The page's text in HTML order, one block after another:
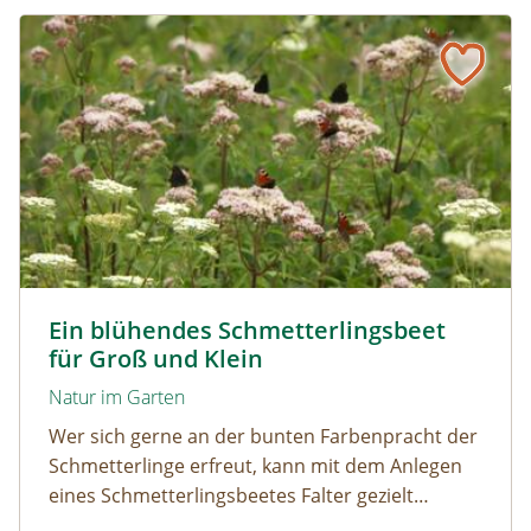
Ein blühendes Schmetterlingsbeet
für Groß und Klein
Natur im Garten
Wer sich gerne an der bunten Farbenpracht der
Schmetterlinge erfreut, kann mit dem Anlegen
eines Schmetterlingsbeetes Falter gezielt
Ein blühendes Schmetterlingsbeet für Groß und Klein